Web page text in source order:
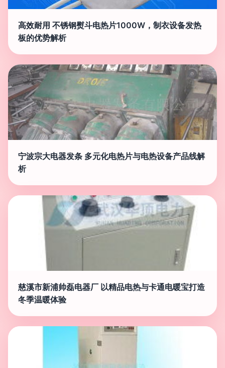
高效耐用 不锈钢熨斗电热片1000W，制衣设备发热
板的优势解析
宁波宗大电器发条 多元化电热片与电热设备产品线解
析
慈溪市新浦帅磊电器厂 以精品电热与卡通电暖宝打造
冬季温暖体验